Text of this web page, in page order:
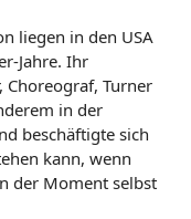
liegen in den USA
Jahre. Ihr
Choreograf, Turner
in der
beschäftigte sich
kann, wenn
der Moment selbst